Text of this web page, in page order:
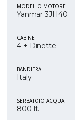
MODELLO MOTORE
Yanmar 3JH40
CABINE
4 + Dinette
BANDIERA
Italy
SERBATOIO ACQUA
800 lt.